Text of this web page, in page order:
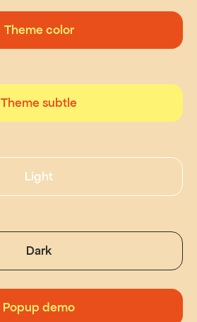
Theme color
Theme subtle
Light
Dark
Popup demo